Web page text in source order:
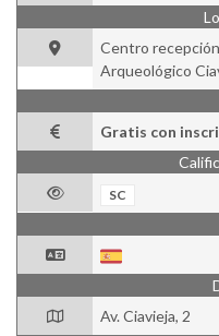
Centro
Arqueológico
Gratis con
SC
Av. Ciavieja, 2